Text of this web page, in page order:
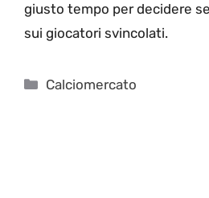
giusto tempo per decidere
sui giocatori svincolati.
Categorie
Calciomercato